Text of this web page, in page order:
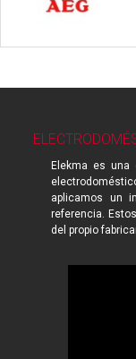
Elekma es una
aplicamos un
referencia.
del propio